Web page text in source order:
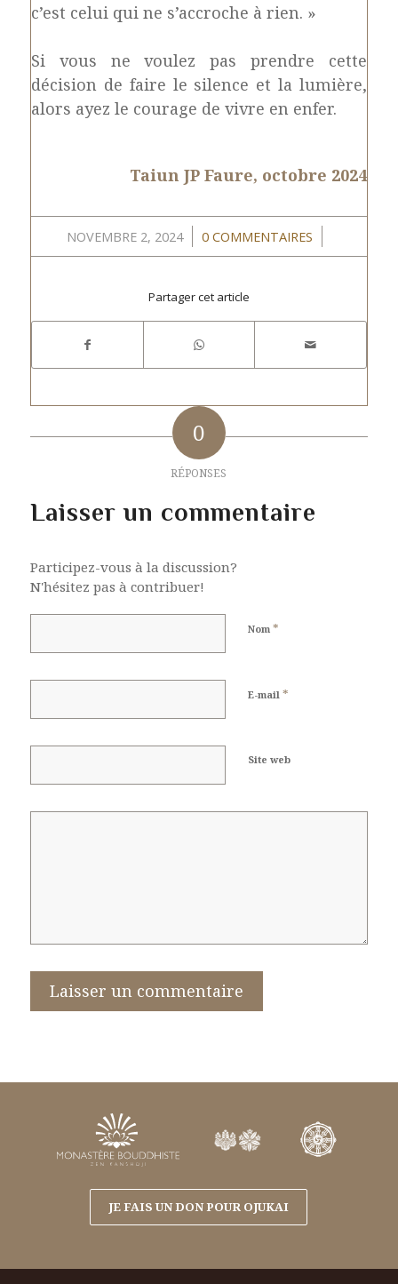
c’est celui qui ne s’accroche à rien. »
Si vous ne voulez pas prendre cette
décision de faire le silence et la lumière,
alors ayez le courage de vivre en enfer.
Taiun JP Faure, octobre 2024
NOVEMBRE 2, 2024
/ 0 COMMENTAIRES
/
Partager cet article
0
RÉPONSES
Laisser un commentaire
Participez-vous à la discussion?
N'hésitez pas à contribuer!
Nom *
E-mail *
Site web
JE FAIS UN DON POUR OJUKAI